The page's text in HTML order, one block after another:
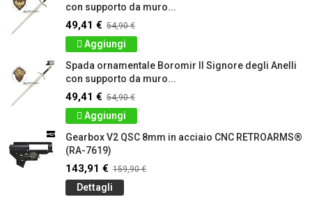
con supporto da muro...
49,41 € 54,90 €
Aggiungi
Spada ornamentale Boromir Il Signore degli Anelli
con supporto da muro...
49,41 € 54,90 €
Aggiungi
Gearbox V2 QSC 8mm in acciaio CNC RETROARMS®
(RA-7619)
143,91 € 159,90 €
Dettagli